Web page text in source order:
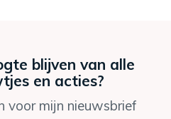
blijven van alle
en acties?
voor mijn nieuwsbrief